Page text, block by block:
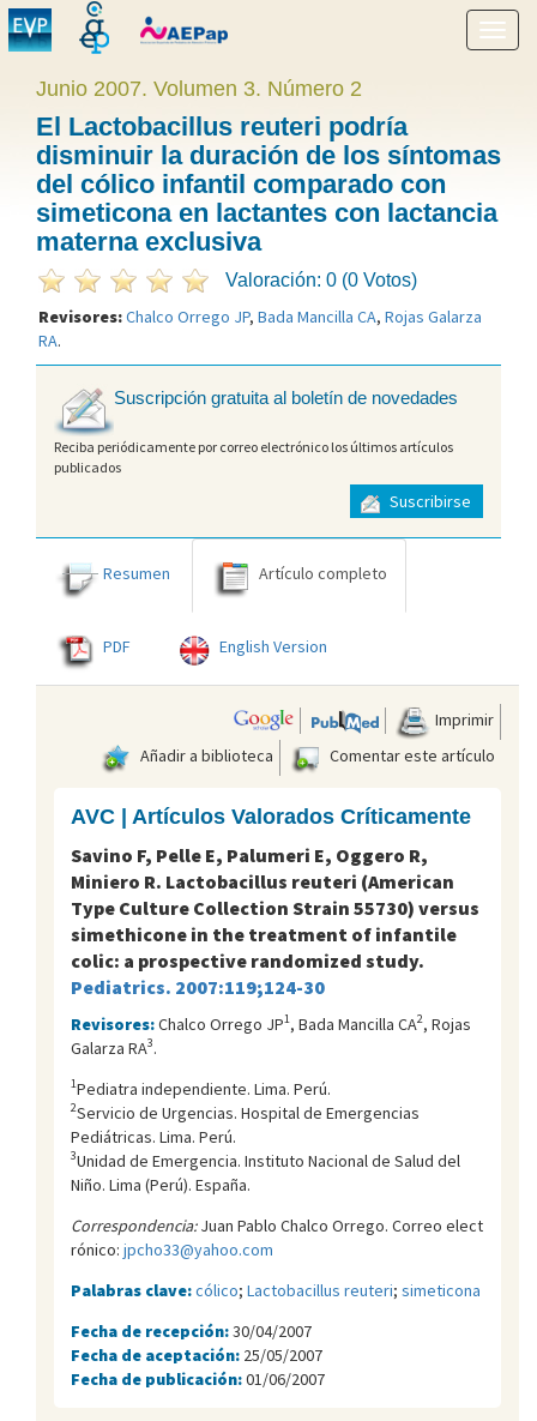
menú
Junio 2007. Volumen 3. Número 2
El Lactobacillus reuteri podría
disminuir la duración de los síntomas
del cólico infantil comparado con
simeticona en lactantes con lactancia
materna exclusiva
Valoración: 0 (0 Votos)
Revisores:Chalco Orrego JP, Bada Mancilla CA, Rojas Galarza
RA.
Suscripción gratuita al boletín de novedades
Reciba periódicamente por correo electrónico los últimos artículos
publicados
Suscribirse
Resumen Artículo completo
PDF English Version
Imprimir
Añadir a biblioteca
Comentar este artículo
AVC | Artículos Valorados Críticamente
Savino F, Pelle E, Palumeri E, Oggero R,
Miniero R. Lactobacillus reuteri (American
Type Culture Collection Strain 55730) versus
simethicone in the treatment of infantile
colic: a prospective randomized study.
Pediatrics. 2007:119;124-30
Revisores:Chalco Orrego JP1, Bada Mancilla CA2, Rojas
Galarza RA3.
1Pediatra independiente. Lima. Perú.
2Servicio de Urgencias. Hospital de Emergencias
Pediátricas. Lima. Perú.
3Unidad de Emergencia. Instituto Nacional de Salud del
Niño. Lima (Perú). España.
Correspondencia:Juan Pablo Chalco Orrego. Correo elect
rónico: jpcho33@yahoo.com
Palabras clave:cólico; Lactobacillus reuteri; simeticona
Fecha de recepción:30/04/2007
Fecha de aceptación: 25/05/2007
Fecha de publicación:01/06/2007